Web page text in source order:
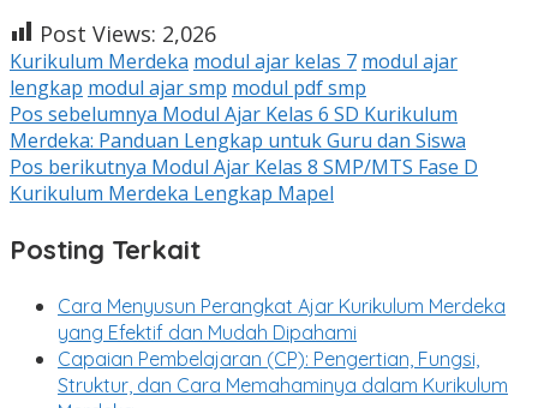
Post Views: 2,026
Kurikulum Merdeka modul ajar kelas 7 modul ajar
lengkap modul ajar smp modul pdf smp
Navigasi
pos
Pos sebelumnya Modul Ajar Kelas 6 SD Kurikulum
Merdeka: Panduan Lengkap untuk Guru dan Siswa
Pos berikutnya Modul Ajar Kelas 8 SMP/MTS Fase D
Kurikulum Merdeka Lengkap Mapel
Posting Terkait
Cara Menyusun Perangkat Ajar Kurikulum Merdeka
yang Efektif dan Mudah Dipahami
Capaian Pembelajaran (CP): Pengertian, Fungsi,
Struktur, dan Cara Memahaminya dalam Kurikulum